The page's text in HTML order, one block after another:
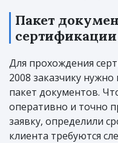
Пакет
сертификации
Для прохождения
2008 заказчику
пакет документов.
оперативно и точно
заявку, определили
клиента требуются